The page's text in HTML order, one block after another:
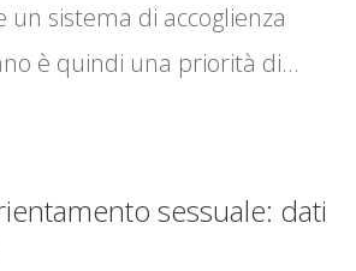
sistema di accoglienza
è quindi una priorità di…
sessuale: dati